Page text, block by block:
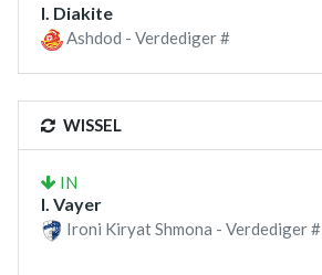
I. Diakite
Ashdod - Verdediger #
WISSEL
IN
I. Vayer
Ironi Kiryat Shmona - Verdediger #